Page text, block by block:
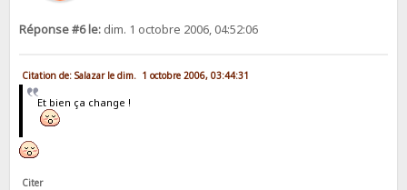
Réponse #6 le: dim. 1 octobre 2006, 04:52:06
Citation de: Salazar le dim. 1 octobre 2006, 03:44:31
Et bien ça change !
Citer